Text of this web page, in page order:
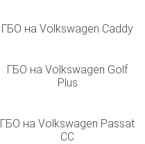
ГБО на Volkswagen Caddy
ГБО на Volkswagen Golf
Plus
ГБО на Volkswagen Passat
CC